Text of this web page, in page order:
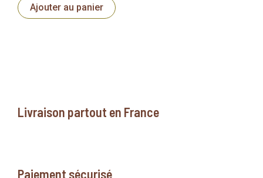
Ajouter au panier
Livraison partout en France
Paiement sécurisé